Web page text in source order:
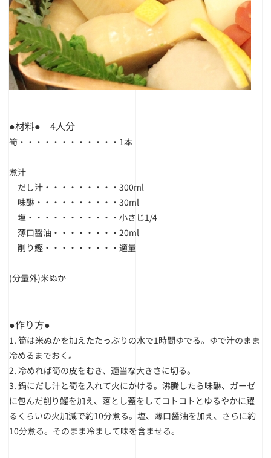
●材料● 4人分
筍・・・・・・・・・・・・1本
煮汁
だし汁・・・・・・・・・300ml
味醂・・・・・・・・・・30ml
塩・・・・・・・・・・・小さじ1/4
薄口醤油・・・・・・・・20ml
削り鰹・・・・・・・・・適量
(分量外)米ぬか
●作り方●
1. 筍は米ぬかを加えたたっぷりの水で1時間ゆでる。ゆで汁のまま
冷めるまでおく。
2. 冷めれば筍の皮をむき、適当な大きさに切る。
3. 鍋にだし汁と筍を入れて火にかける。沸騰したら味醂、ガーゼ
に包んだ削り鰹を加え、落とし蓋をしてコトコトとゆるやかに躍
るくらいの火加減で約10分煮る。塩、薄口醤油を加え、さらに約
10分煮る。そのまま冷まして味を含ませる。